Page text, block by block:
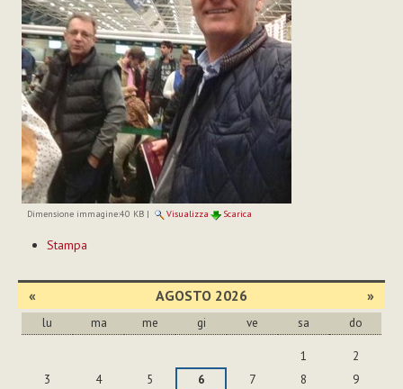
Dimensione immagine:40 KB| Visualizza Scarica
sul
Stampa
« AGOSTO 2026 »
lu ma me gi ve sa do
1
2
3
4 5 6 7 8
9